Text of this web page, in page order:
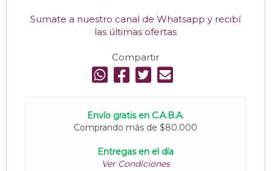
Sumate a nuestro canal de Whatsapp y recibí
las últimas ofertas
Compartir
Envío gratis en C.A.B.A.
Comprando más de $80.000
Entregas en el día
Ver Condiciones